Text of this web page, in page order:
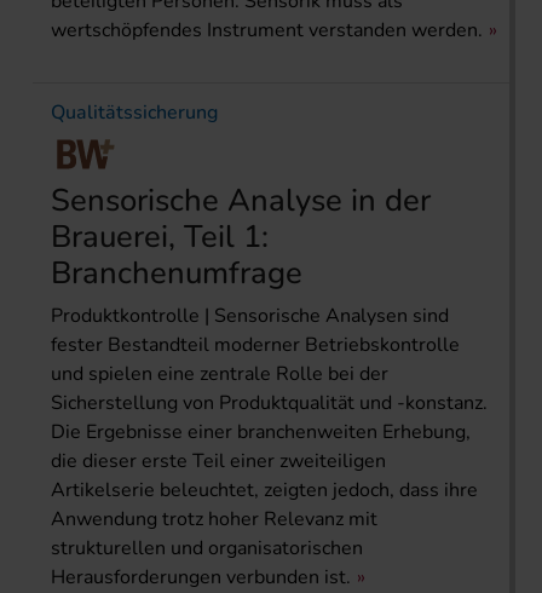
wertschöpfendes Instrument verstanden werden.
Qualitätssicherung
Sensorische Analyse in der
Brauerei, Teil 1:
Branchenumfrage
Produktkontrolle | Sensorische Analysen sind
fester Bestandteil moderner Betriebskontrolle
und spielen eine zentrale Rolle bei der
Sicherstellung von Produktqualität und -konstanz.
Die Ergebnisse einer branchenweiten Erhebung,
die dieser erste Teil einer zweiteiligen
Artikelserie beleuchtet, zeigten jedoch, dass ihre
Anwendung trotz hoher Relevanz mit
strukturellen und organisatorischen
Herausforderungen verbunden ist.